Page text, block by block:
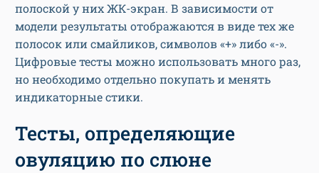
полоской у них ЖК-экран. В зависимости от
модели результаты отображаются в виде тех же
полосок или смайликов, символов «+» либо «-».
Цифровые тесты можно использовать много раз,
но необходимо отдельно покупать и менять
индикаторные стики.
Тесты, определяющие
овуляцию по слюне